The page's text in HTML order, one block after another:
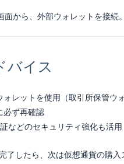
面から、外部ウォレットを接
バイス
レットを使用（取引所保管ウ
必ず再確認
などのセキュリティ強化も活用
了したら、次は仮想通貨の購入